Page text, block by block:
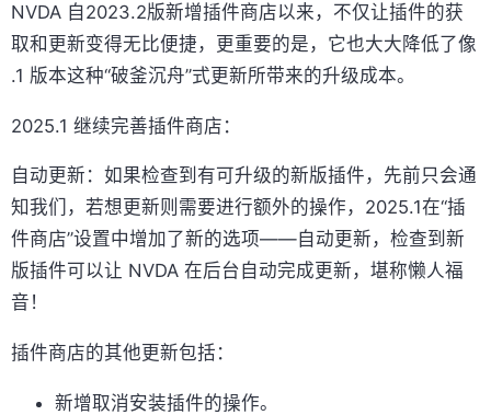
NVDA 自2023.2版新增插件商店以来，不仅让插件的获
取和更新变得无比便捷，更重要的是，它也大大降低了像
.1 版本这种“破釜沉舟”式更新所带来的升级成本。
2025.1 继续完善插件商店：
自动更新：如果检查到有可升级的新版插件，先前只会通
知我们，若想更新则需要进行额外的操作，2025.1在“插
件商店”设置中增加了新的选项——自动更新，检查到新
版插件可以让 NVDA 在后台自动完成更新，堪称懒人福
音！
插件商店的其他更新包括：
新增取消安装插件的操作。